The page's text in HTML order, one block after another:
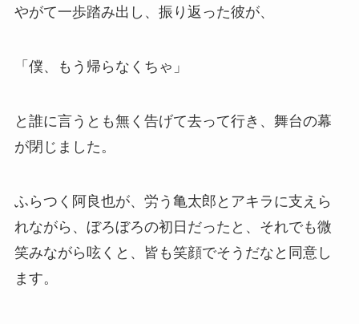
やがて一歩踏み出し、振り返った彼が、
「僕、もう帰らなくちゃ」
と誰に言うとも無く告げて去って行き、舞台の幕
が閉じました。
ふらつく阿良也が、労う亀太郎とアキラに支えら
れながら、ぼろぼろの初日だったと、それでも微
笑みながら呟くと、皆も笑顔でそうだなと同意し
ます。